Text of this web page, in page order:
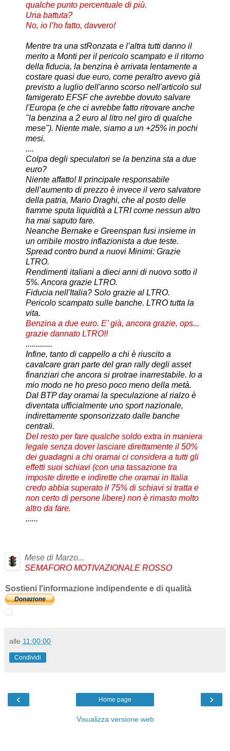
qualche punto percentuale di più.
Una battuta?
No, io l’ho fatto, davvero!
Mentre tra una stRonzata e l’altra tutti danno il
merito a Monti per il pericolo scampato e il ritorno
della fiducia, la benzina è arrivata lentamente a
costare quasi due euro, come peraltro avevo già
previsto a luglio dell'anno scorso nell'articolo sul
famigerato EFSF che avrebbe dovuto salvare
l'Europa (e che ci avrebbe fatto ritrovare anche
"la benzina a 2 euro al litro nel giro di qualche
mese"). Niente male, siamo a un +25% in pochi
mesi.
....
Colpa degli speculatori se la benzina sta a due
euro?
Niente affatto! Il principale responsabile
dell’aumento di prezzo è invece il vero salvatore
della patria, Mario Draghi, che al posto delle
fiamme sputa liquidità a LTRI come nessun altro
ha mai saputo fare.
Neanche Bernake e Greenspan fusi insieme in
un orribile mostro inflazionista a due teste.
Spread contro bund a nuovi Minimi: Grazie
LTRO.
Rendimenti italiani a dieci anni di nuovo sotto il
5%. Ancora grazie LTRO.
Fiducia nell'Italia? Solo grazie al LTRO.
Pericolo scampato sulle banche. LTRO tutta la
vita.
Benzina a due euro. E’ già, ancora grazie, ops...
grazie dannato LTRO!!
.............
Infine, tanto di cappello a chi è riuscito a
cavalcare gran parte del gran rally degli asset
finanziari che ancora si protrae inarrestabile. Io a
mio modo ne ho preso poco meno della metà.
Dal BTP day oramai la speculazione al rialzo è
diventata ufficialmente uno sport nazionale,
indirettamente sponsorizzato dalle banche
centrali.
Del resto per fare qualche soldo extra in maniera
legale senza dover lasciare direttamente il 50%
dei guadagni a chi oramai ci considera a tutti gli
effetti suoi schiavi (con una tassazione tra
imposte dirette e indirette che oramai in Italia
credo abbia superato il 75% di schiavi si tratta e
non certo di persone libere) non è rimasto molto
altro da fare.
......
Mese di Marzo...
SEMAFORO MOTIVAZIONALE ROSSO
Sostieni l'informazione indipendente e di qualità
alle 11:00:00
Condividi
‹ ›
Home page
Visualizza versione web